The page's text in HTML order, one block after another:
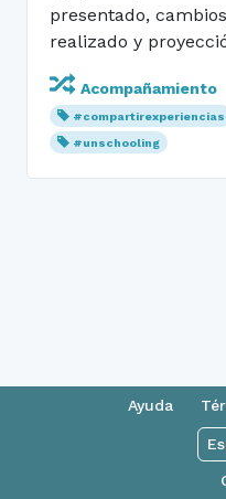
presentado,
realizado y
Acompañamiento
#compartirexperiencias
#unschooling
Ayuda